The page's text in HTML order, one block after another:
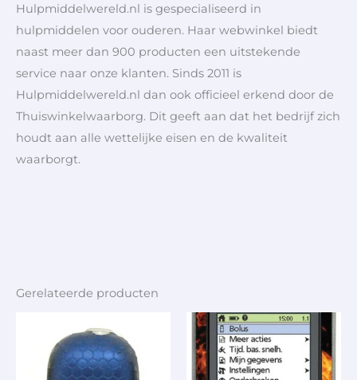
Hulpmiddelwereld.nl is gespecialiseerd in
hulpmiddelen voor ouderen. Haar webwinkel biedt
naast meer dan 900 producten een uitstekende
service naar onze klanten. Sinds 2011 is
Hulpmiddelwereld.nl dan ook officieel erkend door de
Thuiswinkelwaarborg. Dit geeft aan dat het bedrijf zich
houdt aan alle wettelijke eisen en de kwaliteit
waarborgt.
Gerelateerde producten